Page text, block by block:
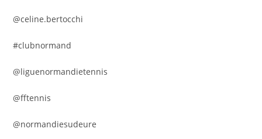
@celine.bertocchi
#clubnormand
@liguenormandietennis
@fftennis
@normandiesudeure